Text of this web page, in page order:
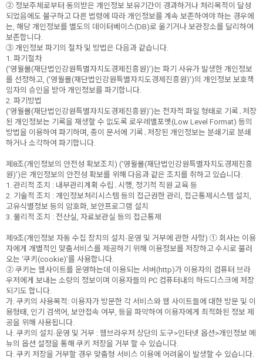
② 정보주체로부터 동의받은 개인정보 보유기간이 경과하거나 처리목적이 달성
되었음에도 불구하고 다른 법령에 따라 개인정보를 계속 보존하여야 하는 경우에
는, 해당 개인정보를 별도의 데이터베이스(DB)로 옮기거나 보관장소를 달리하여
보존합니다.
③ 개인정보 파기의 절차 및 방법은 다음과 같습니다.
1. 파기절차
(‘영월몰(재단법인강원특별자치도경제진흥원)’)는 파기 사유가 발생한 개인정보
를 선정하고, (‘영월몰(재단법인강원특별자치도경제진흥원)’)의 개인정보 보호책
임자의 승인을 받아 개인정보를 파기합니다.
2. 파기방법
(‘영월몰(재단법인강원특별자치도경제진흥원)’)는 전자적 파일 형태로 기록․저장
된 개인정보는 기록을 재생할 수 없도록 로우레밸포멧(Low Level Format) 등의
방법을 이용하여 파기하며, 종이 문서에 기록․저장된 개인정보는 분쇄기로 분쇄
하거나 소각하여 파기합니다.
제8조(개인정보의 안전성 확보조치) (‘영월몰(재단법인강원특별자치도경제진흥
원)’)은 개인정보의 안전성 확보를 위해 다음과 같은 조치를 취하고 있습니다.
1. 관리적 조치 : 내부관리계획 수립․시행, 정기적 직원 교육 등
2. 기술적 조치 : 개인정보처리시스템 등의 접근권한 관리, 접근통제시스템 설치,
고유식별정보 등의 암호화, 보안프로그램 설치
3. 물리적 조치 : 전산실, 자료보관실 등의 접근통제
제9조(개인정보 자동 수집 장치의 설치∙운영 및 거부에 관한 사항) ① 회사는 이용
자에게 개별적인 맞춤서비스를 제공하기 위해 이용정보를 저장하고 수시로 불러
오는 ‘쿠키(cookie)’를 사용합니다.
② 쿠키는 웹사이트를 운영하는데 이용되는 서버(http)가 이용자의 컴퓨터 브라
우저에게 보내는 소량의 정보이며 이용자들의 PC 컴퓨터내의 하드디스크에 저장
되기도 합니다.
가. 쿠키의 사용목적: 이용자가 방문한 각 서비스와 웹 사이트들에 대한 방문 및 이
용형태, 인기 검색어, 보안접속 여부, 등을 파악하여 이용자에게 최적화된 정보 제
공을 위해 사용됩니다.
나. 쿠키의 설치∙운영 및 거부 : 웹브라우저 상단의 도구>인터넷 옵션>개인정보 메
뉴의 옵션 설정을 통해 쿠키 저장을 거부 할 수 있습니다.
다. 쿠키 저장을 거부할 경우 맞춤형 서비스 이용에 어려움이 발생할 수 있습니다.